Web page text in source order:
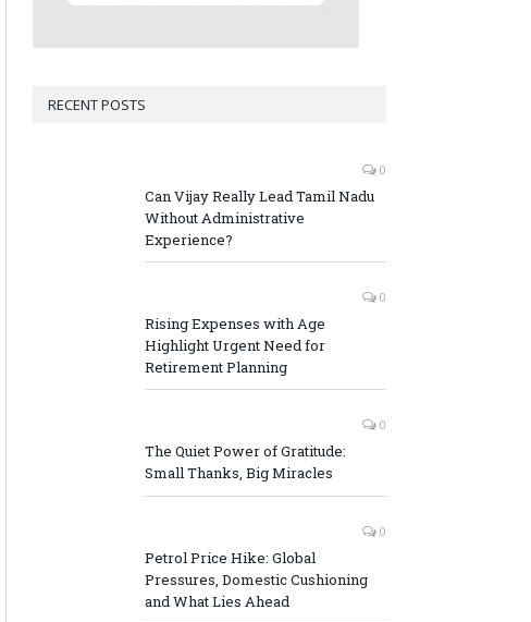
RECENT POSTS
0
Can Vijay Really Lead Tamil Nadu
Without Administrative
Experience?
0
Rising Expenses with Age
Highlight Urgent Need for
Retirement Planning
0
The Quiet Power of Gratitude:
Small Thanks, Big Miracles
0
Petrol Price Hike: Global
Pressures, Domestic Cushioning
and What Lies Ahead